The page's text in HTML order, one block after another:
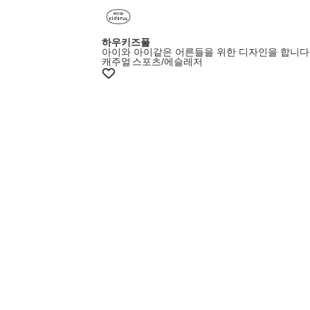
하우키즈풀
아이와 아이같은 어른들을 위한 디자인을 합니
캐주얼 스포츠/에슬레저